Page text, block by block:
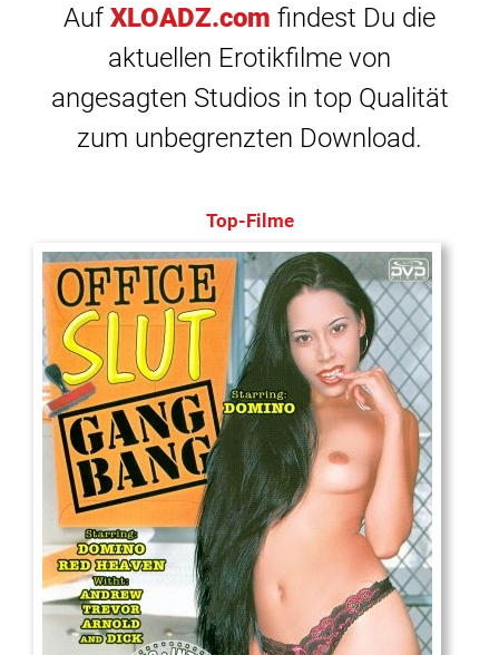
Auf XLOADZ.com findest Du die
aktuellen Erotikfilme von
angesagten Studios in top Qualität
zum unbegrenzten Download.
Top-Filme